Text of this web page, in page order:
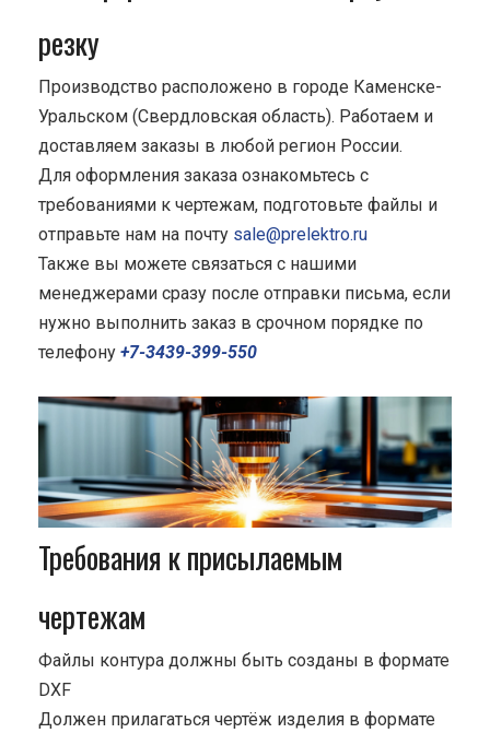
резку
Производство расположено в городе Каменске-
Уральском (Свердловская область). Работаем и
доставляем заказы в любой регион России.
Для оформления заказа ознакомьтесь с
требованиями к чертежам, подготовьте файлы и
отправьте нам на почту sale@prelektro.ru
Также вы можете связаться с нашими
менеджерами сразу после отправки письма, если
нужно выполнить заказ в срочном порядке по
телефону +7-3439-399-550
Требования к присылаемым
чертежам
Файлы контура должны быть созданы в формате
DXF
Должен прилагаться чертёж изделия в формате